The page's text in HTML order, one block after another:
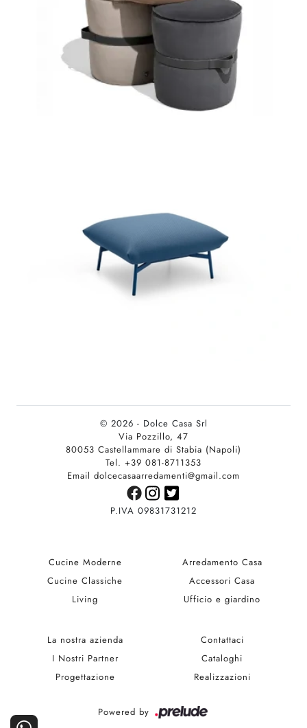
© 2026 - Dolce Casa Srl
Via Pozzillo, 47
80053 Castellammare di Stabia (Napoli)
Tel. +39 081-8711353
Email dolcecasaarredamenti@gmail.com
P.IVA 09831731212
Cucine Moderne
Cucine Classiche
Living
Arredamento Casa
Accessori Casa
Ufficio e giardino
La nostra azienda
I Nostri Partner
Progettazione
Contattaci
Cataloghi
Realizzazioni
Powered by